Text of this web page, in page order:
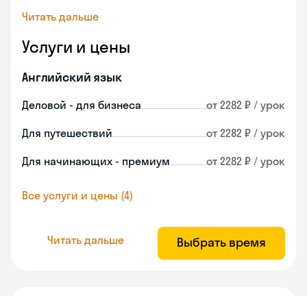
Читать дальше
Услуги и цены
Английский язык
Деловой - для бизнеса от 2282 ₽ / урок
Для путешествий от 2282 ₽ / урок
Для начинающих - премиум от 2282 ₽ / урок
Все услуги и цены (4)
Читать дальше Выбрать время